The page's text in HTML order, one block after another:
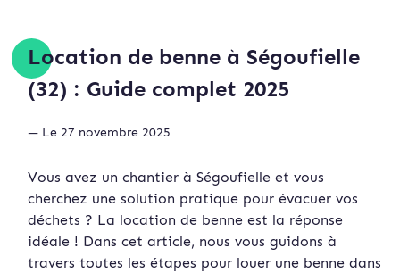
Location de benne à Ségoufielle
(32) : Guide complet 2025
— Le 27 novembre 2025
Vous avez un chantier à Ségoufielle et vous
cherchez une solution pratique pour évacuer vos
déchets ? La location de benne est la réponse
idéale ! Dans cet article, nous vous guidons à
travers toutes les étapes pour louer une benne dans